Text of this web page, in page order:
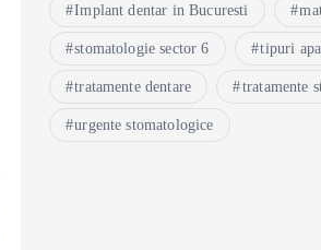
Implant dentar in Bucuresti
stomatologie sector 6 tipuri
tratamente dentare tratamente
urgente stomatologice